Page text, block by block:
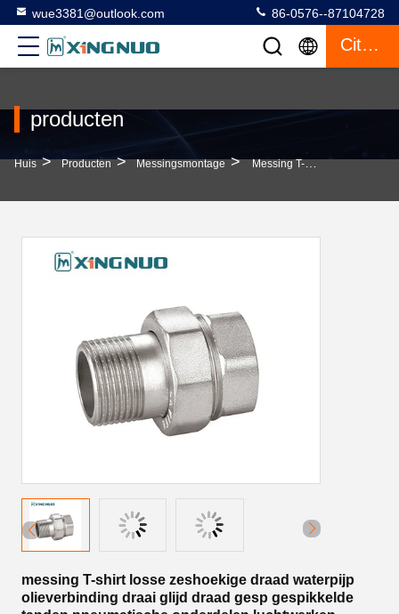
wue3381@outlook.com 86-0576--87104728
Citaat
producten
Huis > Producten > Messingsmontage > Messing T-Shirt Losse Zeshoekige Draad Waterpijp Olieverbinding Draai Glijd Draad Gesp Gespikkelde Tanden Pneumatische Onderdelen Luchtwerken
messing T-shirt losse zeshoekige draad waterpijp
olieverbinding draai glijd draad gesp gespikkelde